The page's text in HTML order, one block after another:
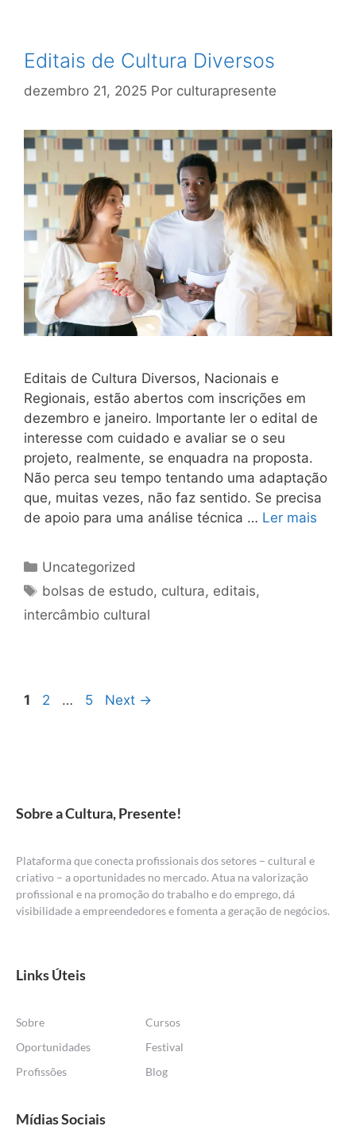
Editais de Cultura Diversos
dezembro 21, 2025 Por culturapresente
Editais de Cultura Diversos, Nacionais e
Regionais, estão abertos com inscrições em
dezembro e janeiro. Importante ler o edital de
interesse com cuidado e avaliar se o seu
projeto, realmente, se enquadra na proposta.
Não perca seu tempo tentando uma adaptação
que, muitas vezes, não faz sentido. Se precisa
de apoio para uma análise técnica … Ler mais
Uncategorized
bolsas de estudo, cultura, editais,
intercâmbio cultural
1 2 … 5 Next →
Sobre a Cultura, Presente!
Plataforma que conecta profissionais dos setores – cultural e
criativo – a oportunidades no mercado. Atua na valorização
profissional e na promoção do trabalho e do emprego, dá
visibilidade a empreendedores e fomenta a geração de negócios.
Links Úteis
Sobre
Oportunidades
Profissões
Cursos
Festival
Blog
Mídias Sociais